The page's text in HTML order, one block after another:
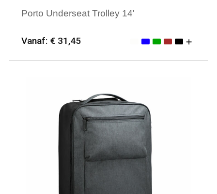
Porto Underseat Trolley 14'
Vanaf: € 31,45
Minimale afname: 6